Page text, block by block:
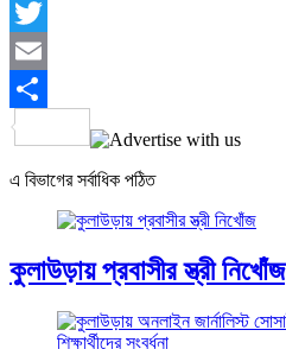
Facebook
Twitter
Email
Share
এ বিভাগের সর্বাধিক পঠিত
কুলাউড়ায় প্রবাসীর স্ত্রী নিখোঁজ